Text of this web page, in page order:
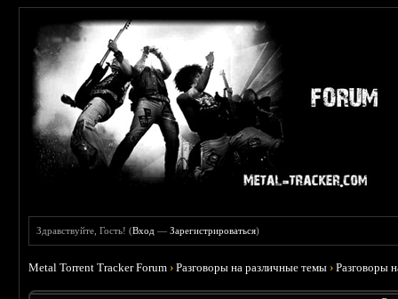
Здравствуйте, Гость! (Вход —Зарегистрироваться)
Metal Torrent Tracker Forum ›Разговоры на различные темы ›Разговоры